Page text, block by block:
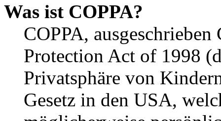
Was ist COPPA?
COPPA,
Protection Act of 1998
Privatsphäre von
Gesetz in den USA,